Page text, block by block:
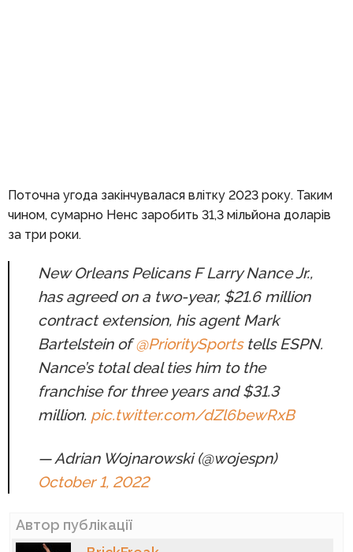
Поточна угода закінчувалася влітку 2023 року. Таким
чином, сумарно Ненс заробить 31,3 мільйона доларів
за три роки.
New Orleans Pelicans F Larry Nance Jr.,
has agreed on a two-year, $21.6 million
contract extension, his agent Mark
Bartelstein of@PrioritySportstells ESPN.
Nance’s total deal ties him to the
franchise for three years and $31.3
million. pic.twitter.com/dZl6bewRxB
— Adrian Wojnarowski (@wojespn)
October 1, 2022
Автор публікації